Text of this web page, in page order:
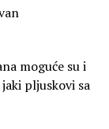
moguće su i
pljuskovi sa